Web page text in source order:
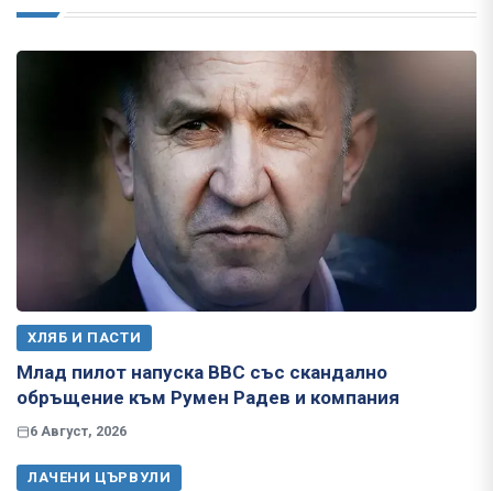
ХЛЯБ И ПАСТИ
Млад пилот напуска ВВС със скандално
обръщение към Румен Радев и компания
6 Август, 2026
ЛАЧЕНИ ЦЪРВУЛИ